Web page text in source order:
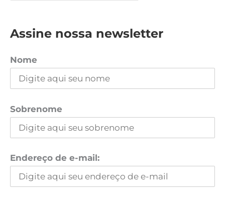
Assine nossa newsletter
Nome
Sobrenome
Endereço de e-mail: